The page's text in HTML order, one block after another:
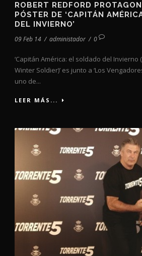
ROBERT REDFORD
PÓSTER DE ‘CAPITÁN
DEL INVIERNO’
09 Feb 14 / administador / 0
‘Capitán América: el soldado del Invierno
Winter Soldier)’ es junto a ‘Los
uno de...
LEER MÁS...